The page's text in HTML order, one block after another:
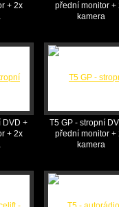
+ 2x
přední monitor +
kamera
DVD +
+ 2x
T5 GP - stropní
přední monitor +
kamera